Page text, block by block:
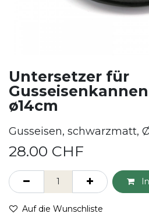
Untersetzer für
ø14cm
Gusseisen, schwarzmatt,
28.00 CHF
Auf die Wunschliste